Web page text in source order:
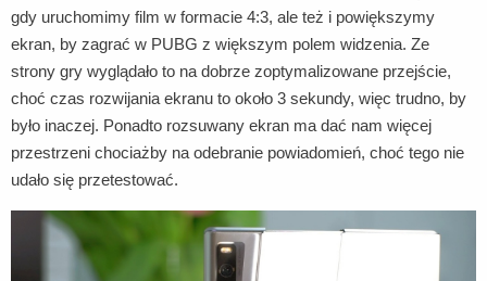
gdy uruchomimy film w formacie 4:3, ale też i powiększymy
ekran, by zagrać w PUBG z większym polem widzenia. Ze
strony gry wyglądało to na dobrze zoptymalizowane przejście,
choć czas rozwijania ekranu to około 3 sekundy, więc trudno, by
było inaczej. Ponadto rozsuwany ekran ma dać nam więcej
przestrzeni chociażby na odebranie powiadomień, choć tego nie
udało się przetestować.